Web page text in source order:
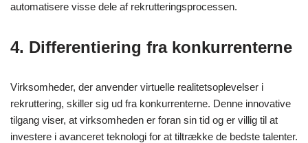
automatisere visse dele af rekrutteringsprocessen.
4. Differentiering fra konkurrenterne
Virksomheder, der anvender virtuelle realitetsoplevelser i
rekruttering, skiller sig ud fra konkurrenterne. Denne innovative
tilgang viser, at virksomheden er foran sin tid og er villig til at
investere i avanceret teknologi for at tiltrække de bedste talenter.